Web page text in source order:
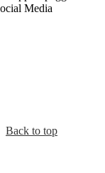
Media
Back to top